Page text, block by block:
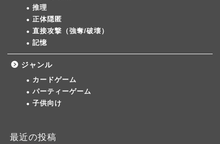
推理
正体隠匿
直接攻撃（強奪/破壊）
記憶
ジャンル
カードゲーム
パーティーゲーム
子供向け
最近の投稿